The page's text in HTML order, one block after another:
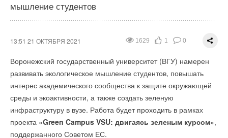
мышление студентов
1629 1 0
13:51 21 ОКТЯБРЯ 2021
Воронежский государственный университет (ВГУ) намерен
развивать экологическое мышление студентов, повышать
интерес академического сообщества к защите окружающей
среды и экоактивности, а также создать зеленую
инфраструктуру в вузе. Работа будет проходить в рамках
проекта «Green Campus VSU: двигаясь зеленым курсом»,
поддержанного Советом ЕС.
13:44 21 ОКТЯБРЯ 2021
1705 3 0
13:37 21 ОКТЯБРЯ 2021
Команда ученых Российского государственного университета
разработала биокомпозитный материал для очистки сточных
вод от нитрит-, нитрати фосфат-ионов. Он позволяет снизить
содержание загрязняющих веществ на 81–99%, до уровня
ниже предельно допустимой концентрации для водных
объектов хозяйственно-питьевого и культурного назначения.
В проекте под руководством академика РАН Алексея Дедова